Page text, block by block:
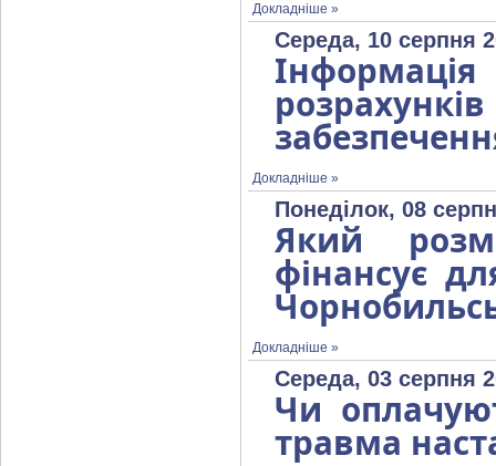
Докладніше »
Середа, 10 серпня
Докладніше »
Понеділок, 08
Який
фінансує
Докладніше »
Середа, 03 серпня
Чи
травма